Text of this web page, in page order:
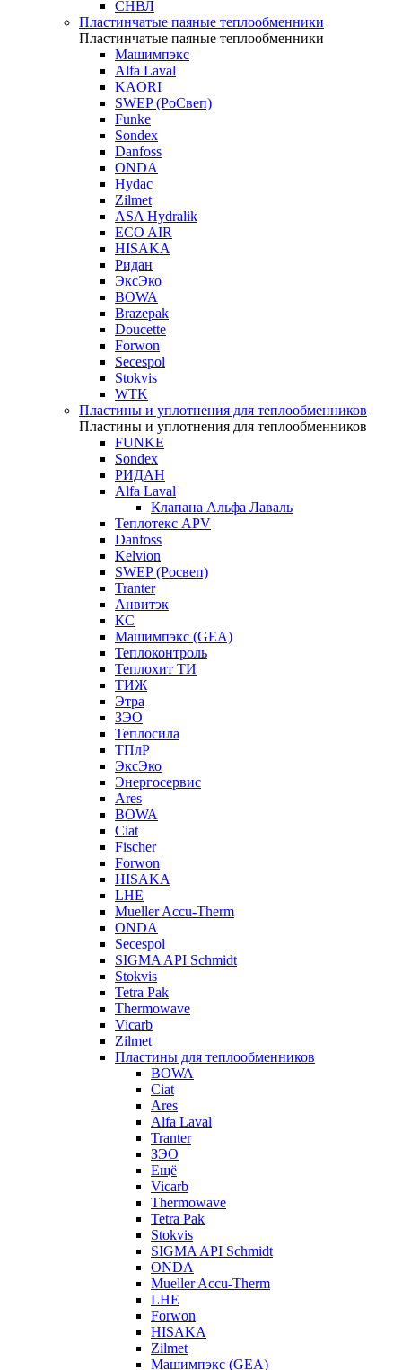
СНВЛ
Пластинчатые паяные теплообменники
Пластинчатые паяные теплообменники
Машимпэкс
Alfa Laval
KAORI
SWEP (РоСвеп)
Funke
Sondex
Danfoss
ONDA
Hydac
Zilmet
ASA Hydralik
ECO AIR
HISAKA
Ридан
ЭксЭко
BOWA
Brazepak
Doucette
Forwon
Secespol
Stokvis
WTK
Пластины и уплотнения для теплообменников
Пластины и уплотнения для теплообменников
FUNKE
Sondex
РИДАН
Alfa Laval
Клапана Альфа Лаваль
Теплотекс APV
Danfoss
Kelvion
SWEP (Росвеп)
Tranter
Анвитэк
КС
Машимпэкс (GEA)
Теплоконтроль
Теплохит ТИ
ТИЖ
Этра
ЗЭО
Теплосила
ТПлР
ЭксЭко
Энергосервис
Ares
BOWA
Ciat
Fischer
Forwon
HISAKA
LHE
Mueller Accu-Therm
ONDA
Secespol
SIGMA API Schmidt
Stokvis
Tetra Pak
Thermowave
Vicarb
Zilmet
Пластины для теплообменников
BOWA
Ciat
Ares
Alfa Laval
Tranter
ЗЭО
Ещё
Vicarb
Thermowave
Tetra Pak
Stokvis
SIGMA API Schmidt
ONDA
Mueller Accu-Therm
LHE
Forwon
HISAKA
Zilmet
Машимпэкс (GEA)